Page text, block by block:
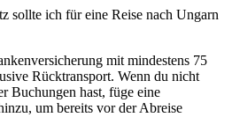
sollte ich für eine Reise nach Ungarn
mit mindestens 75
Rücktransport. Wenn du nicht
Buchungen hast, füge eine
um bereits vor der Abreise